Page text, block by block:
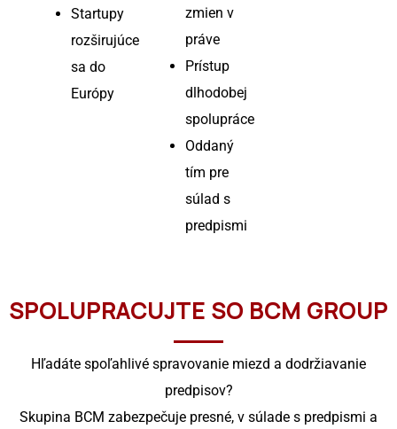
Startupy
rozširujúce
sa do
Európy
zmien v
práve
Prístup
dlhodobej
spolupráce
Oddaný
tím pre
súlad s
predpismi
SPOLUPRACUJTE SO BCM GROUP
Hľadáte spoľahlivé spravovanie miezd a dodržiavanie
predpisov?
Skupina BCM zabezpečuje presné, v súlade s predpismi a